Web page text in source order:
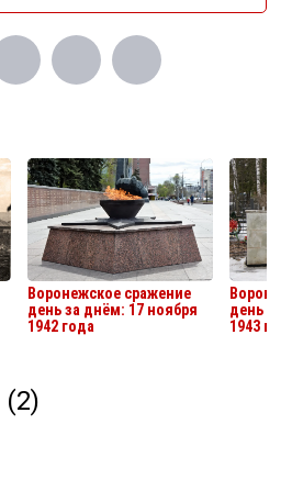
Воронежское сражение
день за днём: 17 ноября
1942 года
день за
1943
(2)